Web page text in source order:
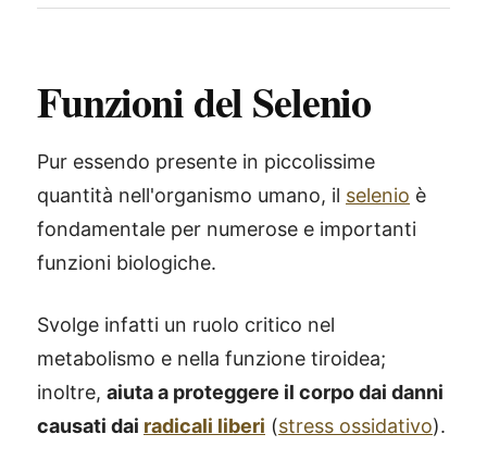
Funzioni del Selenio
Pur essendo presente in piccolissime
quantità nell'organismo umano, il selenio è
fondamentale per numerose e importanti
funzioni biologiche.
Svolge infatti un ruolo critico nel
metabolismo e nella funzione tiroidea;
inoltre, aiuta a proteggere il corpo dai danni
causati dai radicali liberi (stress ossidativo).